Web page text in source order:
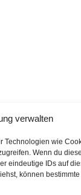
verwalten
Technologien wie
Wenn du
eindeutige IDs auf
können